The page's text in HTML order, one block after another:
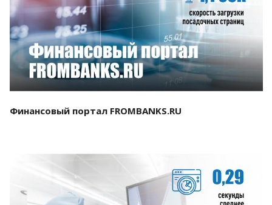
Смотреть проект
Финансовый портал FROMBANKS.RU